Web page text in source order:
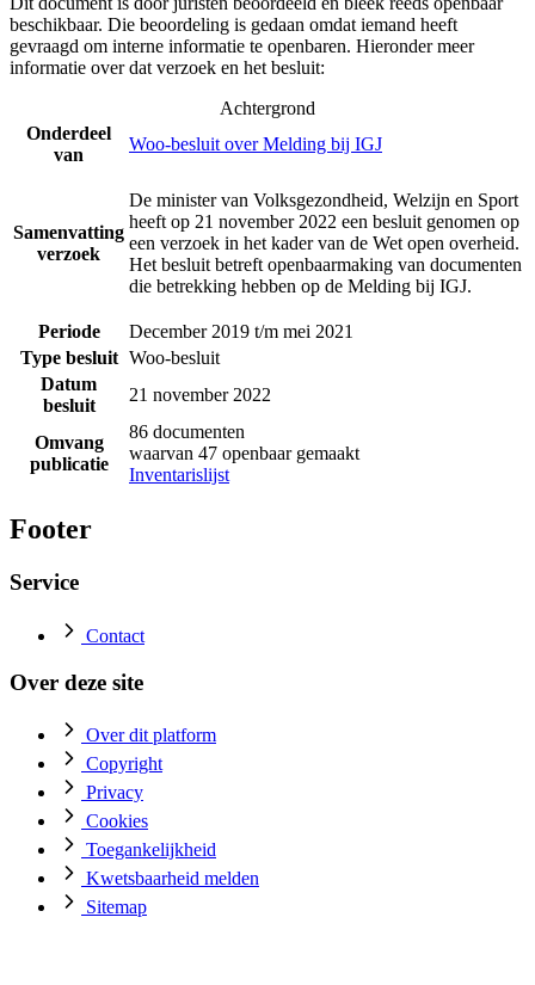
beschikbaar. Die beoordeling is gedaan omdat iemand heeft
gevraagd om interne informatie te openbaren. Hieronder meer
informatie over dat verzoek en het besluit:
Achtergrond
Onderdeel
van
Woo-besluit over Melding bij IGJ
Samenvatting
verzoek
De minister van Volksgezondheid, Welzijn en Sport
heeft op 21 november 2022 een besluit genomen op
een verzoek in het kader van de Wet open overheid.
Het besluit betreft openbaarmaking van documenten
die betrekking hebben op de Melding bij IGJ.
Periode
December 2019 t/m mei 2021
Type besluit Woo-besluit
Datum
besluit
21 november 2022
Omvang
publicatie
86 documenten
waarvan 47 openbaar gemaakt
Inventarislijst
Footer
Service
Contact
Over deze site
Over dit platform
Copyright
Privacy
Cookies
Toegankelijkheid
Kwetsbaarheid melden
Sitemap